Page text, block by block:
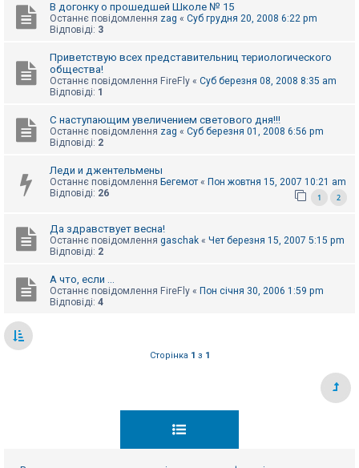
В догонку о прошедшей Школе № 15
Останнє повідомлення zag « Суб грудня 20, 2008 6:22 pm
Відповіді: 3
Приветствую всех представительниц териологического
общества!
Останнє повідомлення FireFly « Суб березня 08, 2008 8:35 am
Відповіді: 1
С наступающим увеличением светового дня!!!
Останнє повідомлення zag « Суб березня 01, 2008 6:56 pm
Відповіді: 2
Леди и джентельмены
Останнє повідомлення Бегемот « Пон жовтня 15, 2007 10:21 am
Відповіді: 26 1 2
Да здравствует весна!
Останнє повідомлення gaschak « Чет березня 15, 2007 5:15 pm
Відповіді: 2
А что, если ...
Останнє повідомлення FireFly « Пон січня 30, 2006 1:59 pm
Відповіді: 4
Сторінка 1 з 1